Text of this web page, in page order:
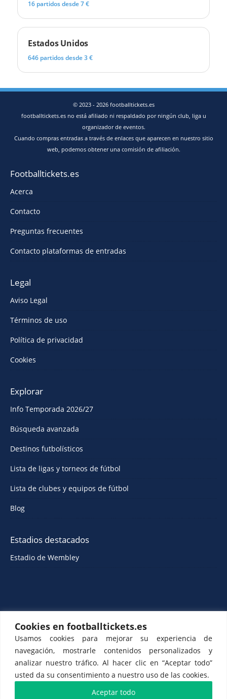
Cookies en footballtickets.es
Usamos cookies para mejorar su experiencia de
navegación, mostrarle contenidos personalizados y
analizar nuestro tráfico. Al hacer clic en “Aceptar todo”
usted da su consentimiento a nuestro uso de las cookies.
Aceptar todo
16 partidos desde 7 €
Estados Unidos
646 partidos desde 3 €
© 2023 - 2026 footballtickets.es
footballtickets.es no está afiliado ni respaldado por ningún club, liga u
organizador de eventos.
Cuando compras entradas a través de enlaces que aparecen en nuestro sitio
web, podemos obtener una comisión de afiliación.
Footballtickets.es
Acerca
Contacto
Preguntas frecuentes
Contacto plataformas de entradas
Legal
Aviso Legal
Términos de uso
Política de privacidad
Cookies
Explorar
Info Temporada 2026/27
Búsqueda avanzada
Destinos futbolísticos
Lista de ligas y torneos de fútbol
Lista de clubes y equipos de fútbol
Blog
Estadios destacados
Estadio de Wembley
ETTS 365 SL, Rambla de Catalunya 38, 8, 1, Barcelona 08007, España |
CIF: ES-B43945534